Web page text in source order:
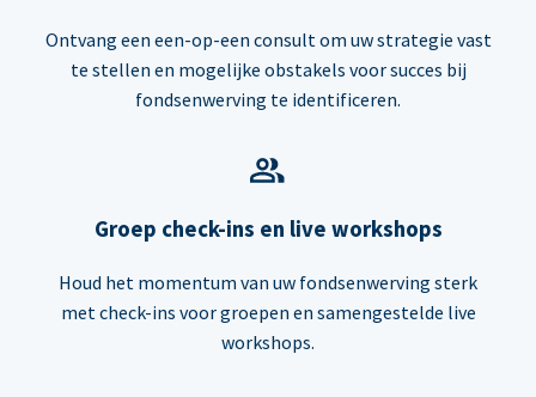
Ontvang een een-op-een consult om uw strategie vast
te stellen en mogelijke obstakels voor succes bij
fondsenwerving te identificeren.
Groep check-ins en live workshops
Houd het momentum van uw fondsenwerving sterk
met check-ins voor groepen en samengestelde live
workshops.